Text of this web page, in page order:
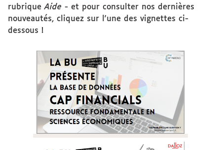
rubriqueAide - et pour consulter nos dernières
nouveautés, cliquez sur l'une des vignettes ci-
dessous !